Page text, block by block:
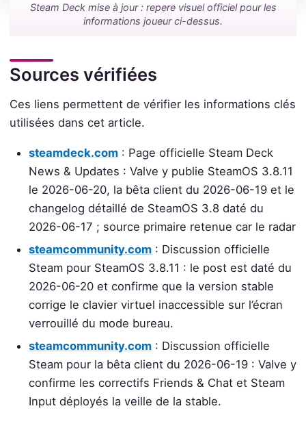
Steam Deck mise à jour : repere visuel officiel pour les
informations joueur ci-dessus.
Sources vérifiées
Ces liens permettent de vérifier les informations clés
utilisées dans cet article.
steamdeck.com : Page officielle Steam Deck
News & Updates : Valve y publie SteamOS 3.8.11
le 2026-06-20, la bêta client du 2026-06-19 et le
changelog détaillé de SteamOS 3.8 daté du
2026-06-17 ; source primaire retenue car le radar
steamcommunity.com : Discussion officielle
Steam pour SteamOS 3.8.11 : le post est daté du
2026-06-20 et confirme que la version stable
corrige le clavier virtuel inaccessible sur l’écran
verrouillé du mode bureau.
steamcommunity.com : Discussion officielle
Steam pour la bêta client du 2026-06-19 : Valve y
confirme les correctifs Friends & Chat et Steam
Input déployés la veille de la stable.